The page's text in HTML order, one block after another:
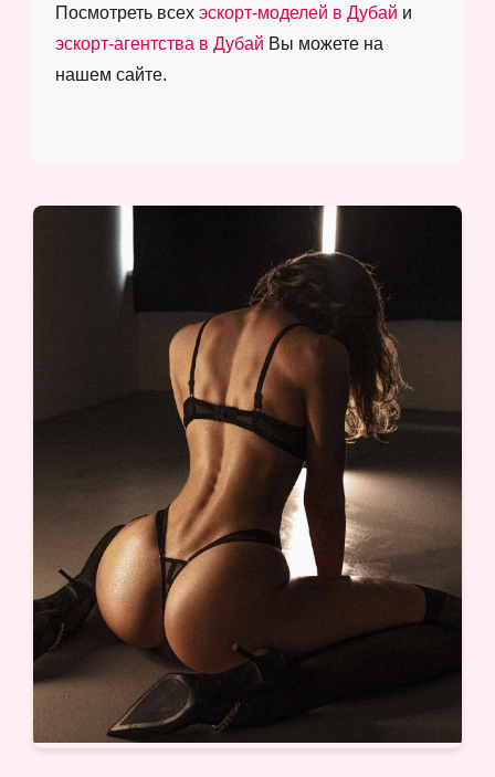
Посмотреть всех эскорт-моделей в Дубай и
эскорт-агентства в Дубай Вы можете на
нашем сайте.